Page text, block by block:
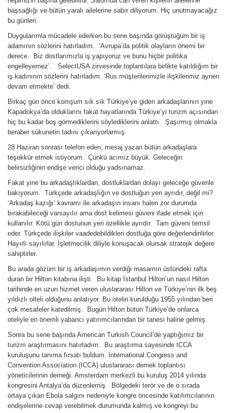
başsağlığı ve bütün yaralı ailelerine sabır diliyorum. Hiç unutmayacağız
bu günleri.
Duygularımla mücadele ederken bu sene başında görüştüğüm bir iş
adamının sözlerini hatırladım. ‘Avrupa’da politik olayların önemi bir
derece. Biz dostlarımızla iş yapıyoruz ve bunu hiçbir politika
engelleyemez’. SelectUSA zirvesinde toplantılara birlikte katıldığım bir
iş kadınının sözlerini hatırladım. ‘Rus müşterilerimizle ilişkilerimiz aynen
devam etmekte’ dedi.
Birkaç gün önce komşum sık sık Türkiye’ye giden arkadaşlarının yine
Kapadokya’da olduklarını fakat hayatlarında Türkiye’yi turizm açısından
hiç bu kadar boş görmediklerini söylediklerini anlattı. Şaşırmış olmakla
beraber sükunetin tadını çıkarıyorlarmış.
28 Haziran sonrası telefon eden, mesaj yazan bütün arkadaşlara
teşekkür etmek istiyorum. Çünkü acımız büyük. Geleceğin
belirsizliğinin endişe verici olduğu yadsınamaz.
Fakat yine bu arkadaşlıklardan, dostluklardan dolayı geleceğe güvenle
bakıyorum. Türkçede arkadaşlığın ve dostluğun yeri ayrıdır, değil mi?
‘Arkadaş kazığı’ kavramı ile arkadaşın insanı halen zor durumda
bırakabileceği varsayılır ama dost kelimesi güveni ifade etmek için
kullanılır. Kötü gün dostunun yeri özellikle ayrıdır. Tam güveni temsil
eder. Türkçede ilişkiler vaadedebildikleri dostluğa göre değerlendirilirler.
Hayırlı sayılırlar. İşletmecilik diliyle konuşacak olursak stratejik değere
sahiptirler.
Bu arada gözüm bir iş arkadaşımın verdiği masamın üstündeki rafta
duran bir Hilton kitabına ilişti. Bu kitap İstanbul Hilton’un nasıl Hilton
tarihinde en uzun hizmet veren uluslararası Hilton ve Türkiye’nin ilk beş
yıldızlı olteli olduğunu anlatıyor. Bu otelin kurulduğu 1955 yılından beri
çok mesafeler katedilmiş. Bugün Hilton bütün Türkiye’de onlarca
oteliyle en önemli yabancı yatırımcılarından bir tanesi haline gelmiş.
Sonra bu sene başında American Turkish Council’de yaptığımız bir
turizm araştırmasını hatırladım. Bu araştırma sayesinde ICCA
kuruluşunu tanıma fırsatı buldum. International Congress and
Convention Association (ICCA) uluslararası dernek toplantısı
yöneticilerinin derneği. Amsterdam merkezli bu kuruluş 2014 yılında
kongresini Antalya’da düzenlemiş. Bölgedeki terör ve de o sırada
ortaya çıkan Ebola salgını nedeniyle kongre öncesinde katılımcılarının
endişelerine cevap verebilmek durumunda kalmış ve kongreyi bu